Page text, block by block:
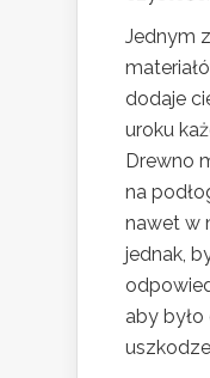
Jednym
dodaje
uroku
Drewno
na
nawet w
jednak,
aby